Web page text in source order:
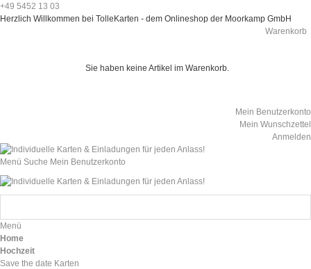
+49 5452 13 03
Herzlich Willkommen bei TolleKarten - dem Onlineshop der Moorkamp GmbH
Warenkorb
Sie haben keine Artikel im Warenkorb.
Mein Benutzerkonto
Mein Wunschzettel
Anmelden
Menü Suche Mein Benutzerkonto
Menü
Home
Hochzeit
Save the date Karten